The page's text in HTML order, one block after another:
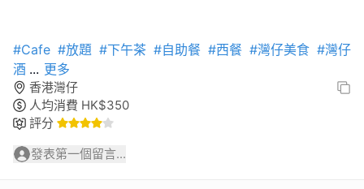
#Cafe #放題 #下午茶 #自助餐 #西餐 #灣仔美食 #灣仔
酒 ... 更多
香港灣仔
人均消費 HK$350
評分
發表第一個留言...